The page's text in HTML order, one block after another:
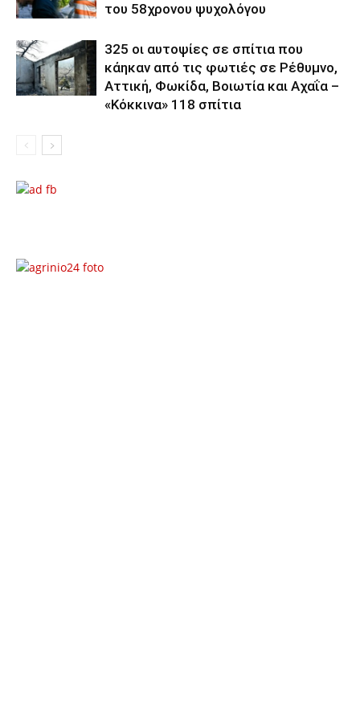
του 58χρονου ψυχολόγου
325 οι αυτοψίες σε σπίτια που
κάηκαν από τις φωτιές σε Ρέθυμνο,
Αττική, Φωκίδα, Βοιωτία και Αχαΐα –
«Κόκκινα» 118 σπίτια